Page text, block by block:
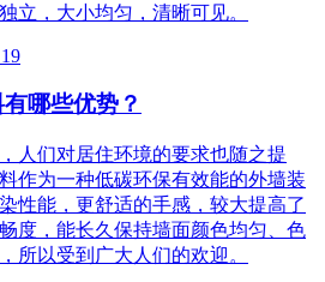
立，大小均匀，清晰可见。
哪些优势？
人们对居住环境的要求也随之提
作为一种低碳环保有效能的外墙装
性能，更舒适的手感，较大提高了
度，能长久保持墙面颜色均匀、色
所以受到广大人们的欢迎。